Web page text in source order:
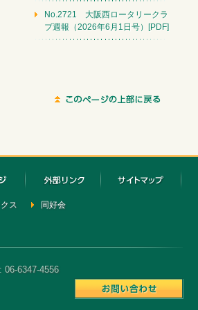
No.2721 大阪西ロータリークラ
ブ週報（2026年6月1日号）[PDF]
ス 同好会
6347-4556